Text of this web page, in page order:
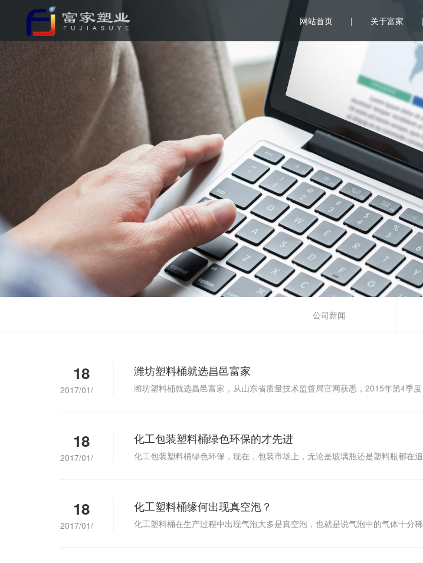
网站首页 | 关于富家 |
公司新闻
18
2017/01/
潍坊塑料桶就选昌邑富家
潍坊塑料桶就选昌邑富家，从山东省质量技术监督局官网获悉，2015年第4季
18
2017/01/
化工包装塑料桶绿色环保的才先进
化工包装塑料桶绿色环保，现在，包装市场上，无论是玻璃瓶还是塑料瓶都在
18
2017/01/
化工塑料桶缘何出现真空泡？
化工塑料桶在生产过程中出现气泡大多是真空泡，也就是说气泡中的气体十分